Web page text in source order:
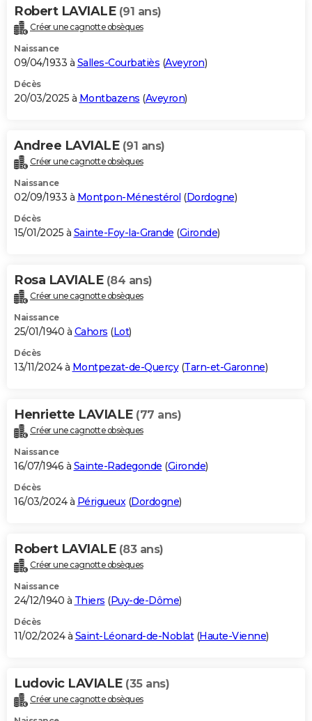
Robert LAVIALE (91 ans)
Créer une cagnotte obsèques
Naissance
09/04/1933 à Salles-Courbatiès (Aveyron)
Décès
20/03/2025 à Montbazens (Aveyron)
Andree LAVIALE (91 ans)
Créer une cagnotte obsèques
Naissance
02/09/1933 à Montpon-Ménestérol (Dordogne)
Décès
15/01/2025 à Sainte-Foy-la-Grande (Gironde)
Rosa LAVIALE (84 ans)
Créer une cagnotte obsèques
Naissance
25/01/1940 à Cahors (Lot)
Décès
13/11/2024 à Montpezat-de-Quercy(Tarn-et-Garonne)
Henriette LAVIALE (77 ans)
Créer une cagnotte obsèques
Naissance
16/07/1946 à Sainte-Radegonde (Gironde)
Décès
16/03/2024 à Périgueux(Dordogne)
Robert LAVIALE (83 ans)
Créer une cagnotte obsèques
Naissance
24/12/1940 à Thiers (Puy-de-Dôme)
Décès
11/02/2024 à Saint-Léonard-de-Noblat(Haute-Vienne)
Ludovic LAVIALE (35 ans)
Créer une cagnotte obsèques